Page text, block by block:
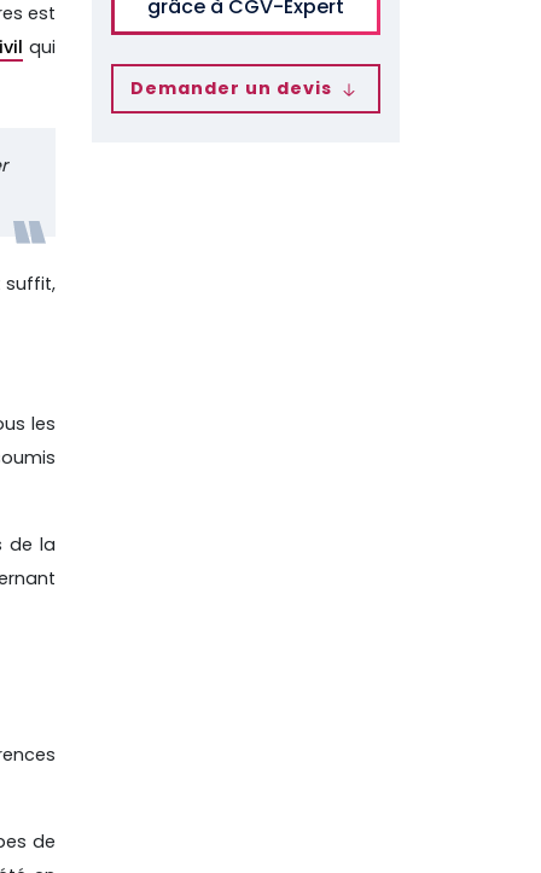
est
qui
suffit,
les
de la
de
grâce à CGV-Expert
Demander un devis